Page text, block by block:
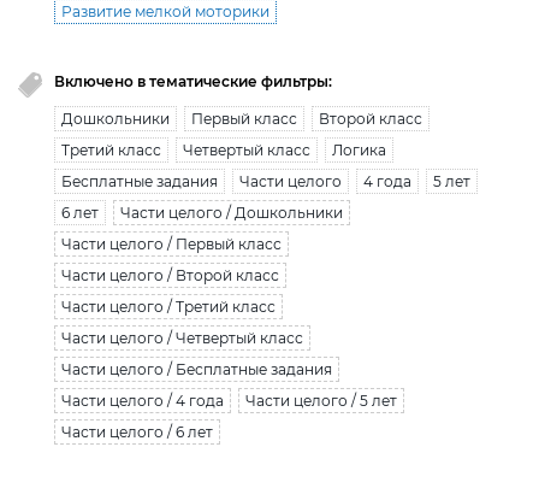
Развитие мелкой моторики
Включено в тематические фильтры:
Дошкольники Первый класс
Второй класс
Третий класс
Четвертый класс
Логика
Бесплатные задания
Части целого 4 года
5 лет
6 лет
Части целого / Дошкольники
Части целого / Первый класс
Части целого / Второй класс
Части целого / Третий класс
Части целого / Четвертый класс
Части целого / Бесплатные задания
Части целого / 4 года
Части целого / 5 лет
Части целого / 6 лет